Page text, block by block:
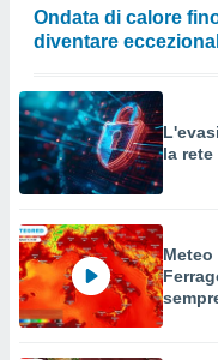
Ondata di calore
diventare
la